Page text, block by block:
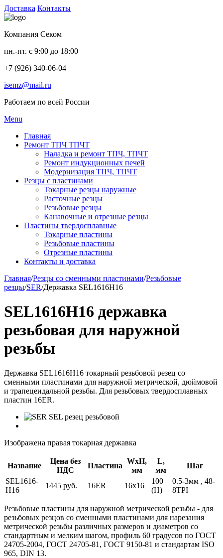
Доставка Контакты
Компания Секом
пн.-пт. с 9:00 до 18:00
+7 (926) 340-06-04
isemz@mail.ru
Работаем по всей России
Menu
Главная
Ремонт ТПЧ ТПЧТ
Наладка и ремонт ТПЧ, ТПЧТ
Ремонт индукционных печей
Модернизация ТПЧ, ТПЧТ
Резцы с пластинами
Токарные резцы наружные
Расточные резцы
Резьбовые резцы
Канавочные и отрезные резцы
Пластины твердосплавные
Токарные пластины
Резьбовые пластины
Отрезные пластины
Контакты и доставка
Главная/Резцы со сменными пластинами/Резьбовые
резцы/SER/Державка SEL1616H16
SEL1616H16 державка
резьбовая для наружной
резьбы
Державка SEL1616H16 токарный резьбовой резец со
сменными пластинами для наружной метрической, дюймовой
и трапецеидальной резьбы. Для резьбовых твердосплавных
пластин 16ER.
Изображена правая токарная державка
Название
Цена без
НДС
Пластина
WxH,
мм
L,
мм
Шаг
SEL1616-
H16
1445 руб. 16ER 16x16
100
(H)
0.5-3мм , 48-
8TPI
Резьбовые пластины для наружной метрической резьбы - для
резьбовых резцов со сменными пластинами для нарезания
метрической резьбы различных размеров и диаметров со
стандартным и мелким шагом, профиль 60 градусов по ГОСТ
24705-2004, ГОСТ 24705-81, ГОСТ 9150-81 и стандартам ISO
965, DIN 13.